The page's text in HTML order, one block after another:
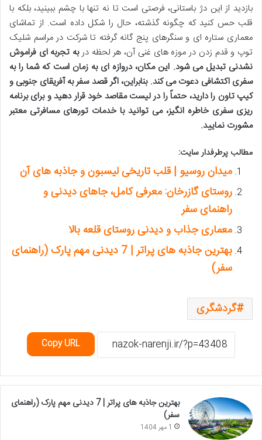
بازدید از این دژ باستانی، فرصتی است تا نه تنها با چشم ببینید، بلکه با
قلب حس کنید که چگونه گذشته، حال را شکل داده است. از تماشای
معماری ستاره ای و سنگرهای پنج گانه گرفته تا شرکت در مراسم شلیک
توپ و قدم زدن در موزه های غنی آن، هر لحظه دربه تجربه ای فراموش
نشدنی تبدیل می شود. این مکان، دروازه ای به زمان است که شما را به
سفری اکتشافی دعوت می کند. بنابراین، اگر قصد سفر به آفریقای جنوبی و
کیپ تاون را دارید، حتماًرا در لیست مقاصد خود قرار دهید و برای برنامه
ریزی سفری خاطره انگیز، می توانید با خدمات تورهای مسافرتی معتبر
مشورت نمایید.
مطالب پرطرفدار سایت:
میدان روسیو | قلب تاریخی لیسبون و جاذبه های آن
روستای گازرخان: معرفی کامل، جاهای دیدنی و
راهنمای سفر
معماری جذاب و دیدنی روستای قلعه بالا
بهترین جاذبه های پراتر | 7 دیدنی مهم پارک (راهنمای
سفر)
گردشگری
Copy URL
بهترین جاذبه های پراتر | 7 دیدنی مهم پارک (راهنمای
سفر)
1 مهر 1404